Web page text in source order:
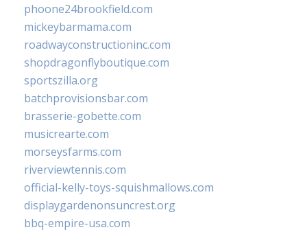
phoone24brookfield.com
mickeybarmama.com
roadwayconstructioninc.com
shopdragonflyboutique.com
sportszilla.org
batchprovisionsbar.com
brasserie-gobette.com
musicrearte.com
morseysfarms.com
riverviewtennis.com
official-kelly-toys-squishmallows.com
displaygardenonsuncrest.org
bbq-empire-usa.com